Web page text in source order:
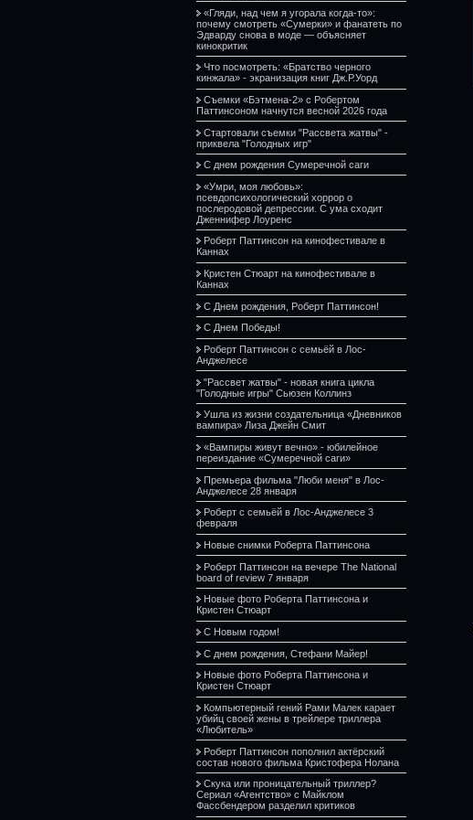
«Гляди, над чем я угорала когда-то»:
почему смотреть «Сумерки» и фанатеть по
Эдварду снова в моде — объясняет
кинокритик
Что посмотреть: «Братство черного
кинжала» - экранизация книг Дж.Р.Уорд
Съемки «Бэтмена-2» с Робертом
Паттинсоном начнутся весной 2026 года
Стартовали съемки "Рассвета жатвы" -
приквела "Голодных игр"
С днем рождения Сумеречной саги
«Умри, моя любовь»:
псевдопсихологический хоррор о
послеродовой депрессии. С ума сходит
Дженнифер Лоуренс
Роберт Паттинсон на кинофестивале в
Каннах
Кристен Стюарт на кинофестивале в
Каннах
С Днем рождения, Роберт Паттинсон!
С Днем Победы!
Роберт Паттинсон с семьёй в Лос-
Анджелесе
"Рассвет жатвы" - новая книга цикла
"Голодные игры" Сьюзен Коллинз
Ушла из жизни создательница «Дневников
вампира» Лиза Джейн Смит
«Вампиры живут вечно» - юбилейное
переиздание «Сумеречной саги»
Премьера фильма "Люби меня" в Лос-
Анджелесе 28 января
Роберт с семьёй в Лос-Анджелесе 3
февраля
Новые снимки Роберта Паттинсона
Роберт Паттинсон на вечере The National
board of review 7 января
Новые фото Роберта Паттинсона и
Кристен Стюарт
С Новым годом!
С днем рождения, Стефани Майер!
Новые фото Роберта Паттинсона и
Кристен Стюарт
Компьютерный гений Рами Малек карает
убийц своей жены в трейлере триллера
«Любитель»
Роберт Паттинсон пополнил актёрский
состав нового фильма Кристофера Нолана
Скука или проницательный триллер?
Сериал «Агентство» с Майклом
Фассбендером разделил критиков